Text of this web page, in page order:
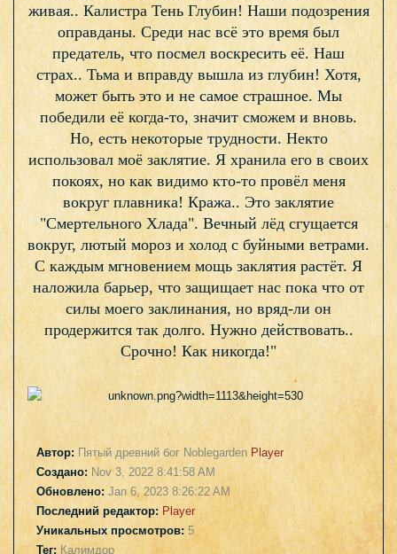
живая.. Калистра Тень Глубин! Наши подозрения
оправданы. Среди нас всё это время был
предатель, что посмел воскресить её. Наш
страх.. Тьма и вправду вышла из глубин! Хотя,
может быть это и не самое страшное. Мы
победили её когда-то, значит сможем и вновь.
Но, есть некоторые трудности. Некто
использовал моё заклятие. Я хранила его в своих
покоях, но как видимо кто-то провёл меня
вокруг плавника! Кража.. Это заклятие
"Смертельного Хлада". Вечный лёд сгущается
вокруг, лютый мороз и холод с буйными ветрами.
С каждым мгновением мощь заклятия растёт. Я
наложила барьер, что защищает нас пока что от
силы моего заклинания, но вряд-ли он
продержится так долго. Нужно действовать..
Срочно! Как никогда!"
Автор: Пятый древний бог Noblegarden Player
Создано: Nov 3, 2022 8:41:58 AM
Обновлено: Jan 6, 2023 8:26:22 AM
Последний редактор: Player
Уникальных просмотров: 5
Тег: Калимдор